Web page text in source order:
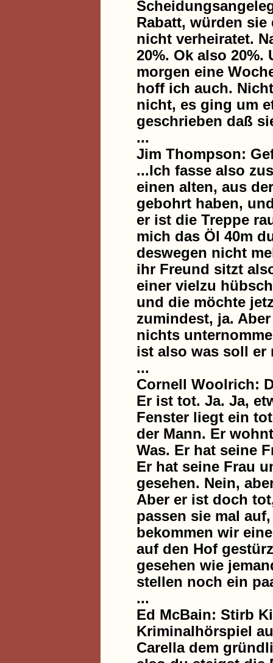
Rabatt, würden
nicht verheiratet.
20%. Ok also
morgen eine
hoff ich auch.
nicht, es ging um
geschrieben daß
...
Jim Thompson:
...Ich fasse also
einen alten, aus
gebohrt haben,
er ist die Treppe
mich das Öl 40m
deswegen nicht
ihr Freund sitzt
einer vielzu
und die möchte
zumindest, ja.
nichts
ist also was soll er
...
Cornell Woolrich:
Er ist tot. Ja. Ja,
Fenster liegt ein
der Mann. Er
Was. Er hat seine
Er hat seine Frau
gesehen. Nein,
Aber er ist doch
passen sie mal
bekommen wir
auf den Hof
gesehen wie
stellen noch ein
...
Ed McBain: Stirb
Kriminalhörspiel
Carella dem